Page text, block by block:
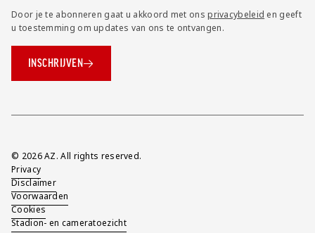
Door je te abonneren gaat u akkoord met onsprivacybeleid en geeft
u toestemming om updates van ons te ontvangen.
INSCHRIJVEN
Overig
© 2026 AZ. All rights reserved.
Privacy
Disclaimer
Voorwaarden
Cookies
Stadion- en cameratoezicht